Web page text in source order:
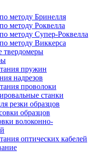
методу Бринелля
методу Роквелла
методу Супер-Роквелла
методу Виккерса
твердомеры
пружин
надрезов
проволоки
станки
резки образцов
образцов
волоконно-
оптических кабелей